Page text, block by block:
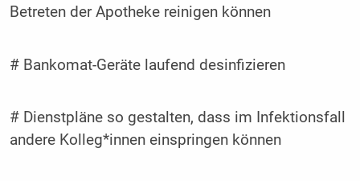
Betreten der Apotheke reinigen können
# Bankomat-Geräte laufend desinfizieren
# Dienstpläne so gestalten, dass im Infektionsfall
andere Kolleg*innen einspringen können